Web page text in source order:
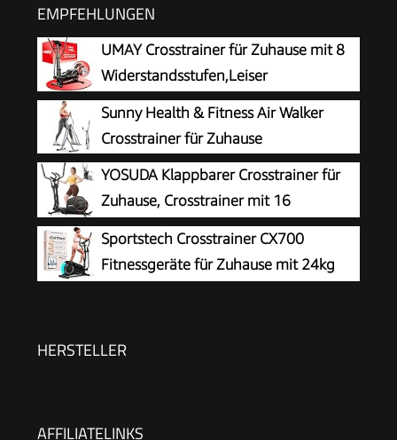
EMPFEHLUNGEN
UMAY Crosstrainer für Zuhause mit 8
Widerstandsstufen,Leiser
Sunny Health & Fitness Air Walker
Crosstrainer für Zuhause
YOSUDA ​​Klappbarer Crosstrainer für
Zuhause, Crosstrainer mit 16
Widerstandsstufen, Ultraleiser für
Cardio, LCD-Display & Transportrollen
Sportstech Crosstrainer CX700
Fitnessgeräte für Zuhause mit 24kg
Technologie | Bluetooth, App-Steuerung &
HERSTELLER
AFFILIATELINKS